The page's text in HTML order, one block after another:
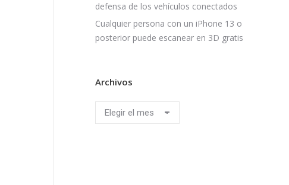
defensa de los vehículos conectados
Cualquier persona con un iPhone 13 o
posterior puede escanear en 3D gratis
Archivos
Archivos